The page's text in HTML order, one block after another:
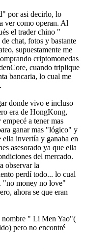
por asi decirlo, lo
ver como operan. Al
el trader chino "
chat, fotos y bastante
supuestamente me
criptomonedas
cuando triplique
bancaria, lo cual me
donde vivo e incluso
era de HongKong,
a tener mas
ganar mas "lógico" y
ella invertía y ganaba en
asesorado ya que ella
del mercado.
observar la
perdí todo... lo cual
"no money no love"
ahora se que eran
nombre " Li Men Yao"(
pero no encontré